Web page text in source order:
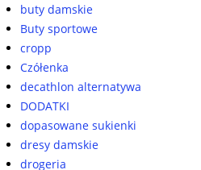
buty damskie
Buty sportowe
cropp
Czółenka
decathlon alternatywa
DODATKI
dopasowane sukienki
dresy damskie
drogeria